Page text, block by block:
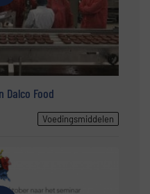
Food
Voedingsmiddelen